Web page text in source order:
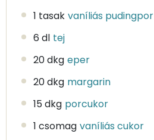
1 tasak vaníliás pudingpor
6 dl tej
20 dkg eper
20 dkg margarin
15 dkg porcukor
1 csomag vaníliás cukor